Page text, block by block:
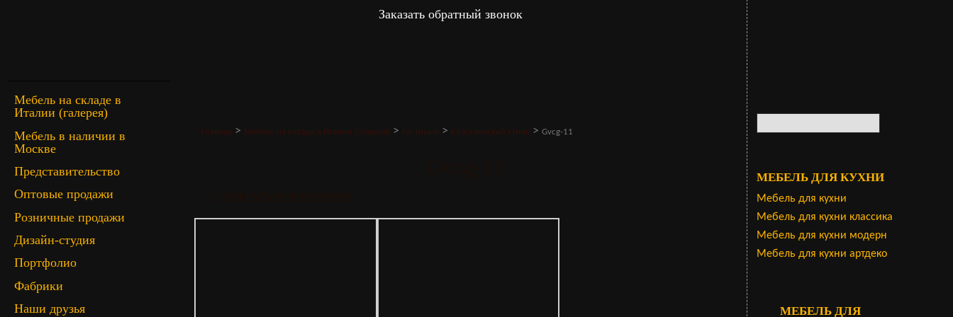
Заказать обратный звонок
Мебель на складе в
Италии (галерея)
Мебель в наличии в
Москве
Представительство
Оптовые продажи
Розничные продажи
Дизайн-студия
Портфолио
Фабрики
Наши друзья
Главная > Мебель на складе в Италии (Галерея) > Гостиные> Классический стиль > Gvcg-11
МЕБЕЛЬ ДЛЯ КУХНИ
Мебель для кухни
Мебель для кухни классика
Мебель для кухни модерн
Мебель для кухни артдеко
МЕБЕЛЬ ДЛЯ